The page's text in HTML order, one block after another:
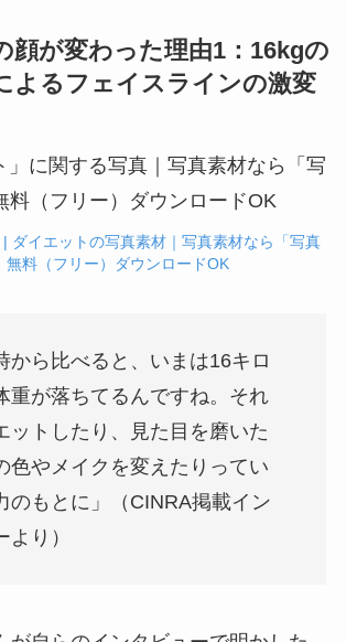
顔が変わった理由1：16kgの
よるフェイスラインの激変
ダイエットの写真素材｜写真素材なら「写真
無料（フリー）ダウンロードOK
から比べると、いまは16キロ
重が落ちてるんですね。それ
ットしたり、見た目を磨いた
色やメイクを変えたりってい
のもとに」（CINRA掲載イン
より）